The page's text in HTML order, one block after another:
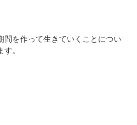
間を作って生きていくことについ
。